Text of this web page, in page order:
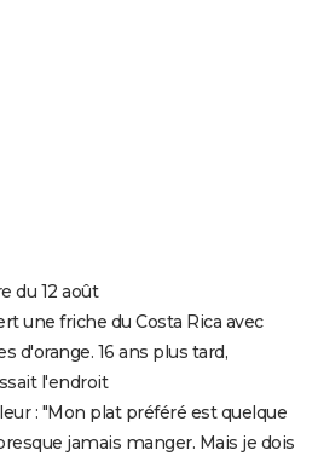
du 12 août
une friche du Costa Rica avec
d'orange. 16 ans plus tard,
l'endroit
: "Mon plat préféré est quelque
jamais manger. Mais je dois